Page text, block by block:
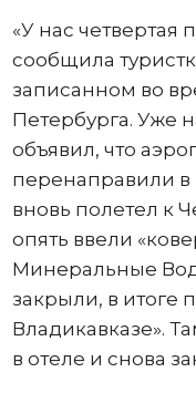
«У нас четвертая
сообщила
записанном во
Петербурга. Уже
объявил, что
перенаправили в
вновь полетел к
опять ввели
Минеральные
закрыли, в итоге
Владикавказе».
в отеле и снова